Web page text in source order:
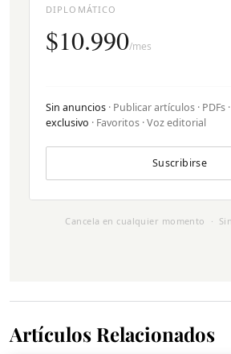
DIPLOMÁTICO
$10.990/mes
Sin anuncios · Publicar artículos · PDFs ·
exclusivo · Favoritos · Voz editorial
Suscribirse
Cancela en cualquier momento ·
Artículos Relacionados